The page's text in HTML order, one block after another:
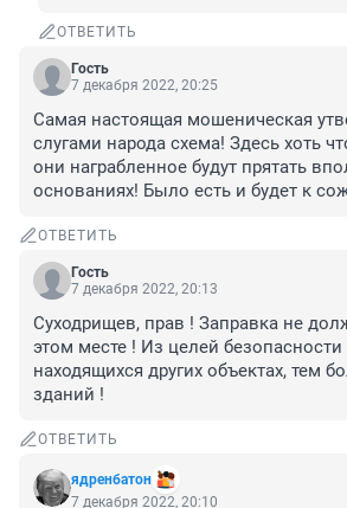
ОТВЕТИТЬ
Гость
7 декабря 2022, 20:25
Самая настоящая мошеническая
слугами народа схема! Здесь хоть
они награбленное будут прятать
основаниях! Было есть и будет к
ОТВЕТИТЬ
Гость
7 декабря 2022, 20:13
Суходрищев, прав ! Заправка не
этом месте ! Из целей безопасности
находящихся других объектах, тем
зданий !
ОТВЕТИТЬ
ядренбатон
7 декабря 2022, 20:10